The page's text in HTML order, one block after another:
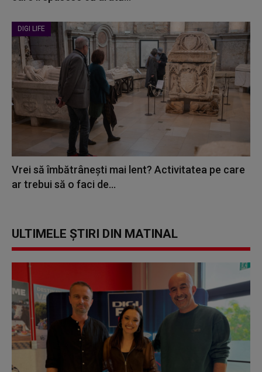
DIGI LIFE
Vrei să îmbătrânești mai lent? Activitatea pe care
ar trebui să o faci de...
ULTIMELE ȘTIRI DIN MATINAL